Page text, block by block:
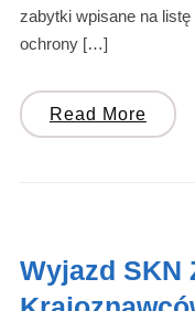
zabytki wpisane na
ochrony […]
Read More
Wyjazd SKN